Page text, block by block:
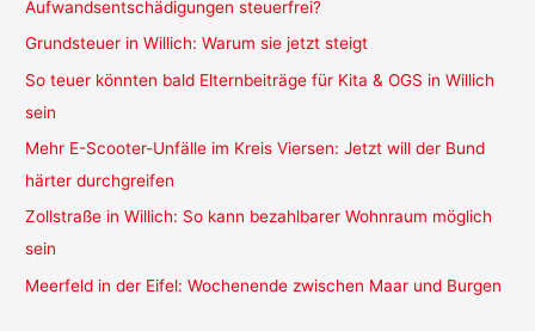
Aufwandsentschädigungen steuerfrei?
Grundsteuer in Willich: Warum sie jetzt steigt
So teuer könnten bald Elternbeiträge für Kita & OGS in Willich
sein
Mehr E-Scooter-Unfälle im Kreis Viersen: Jetzt will der Bund
härter durchgreifen
Zollstraße in Willich: So kann bezahlbarer Wohnraum möglich
sein
Meerfeld in der Eifel: Wochenende zwischen Maar und Burgen